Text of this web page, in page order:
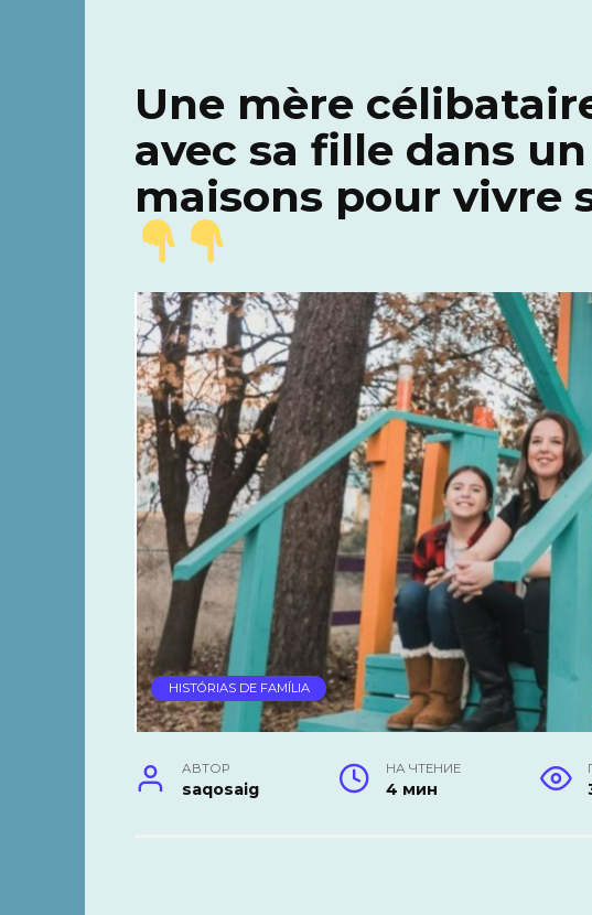
Une mère
avec sa fille dans
maisons pour vivre
HISTÓRIAS DE FAMÍLIA
АВТОР
saqosaig
НА ЧТЕНИЕ
4 мин